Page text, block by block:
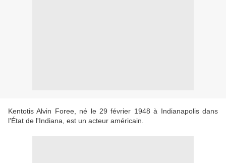
Kentotis Alvin Foree, né le 29 février 1948 à Indianapolis dans
l'État de l'Indiana, est un acteur américain.